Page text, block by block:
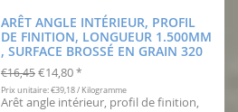
ARÊT ANGLE INTÉRIEUR, PROFIL
DE FINITION, LONGUEUR 1.500MM
, SURFACE BROSSÉ EN GRAIN 320
€16,45 €14,80 *
Prix unitaire: €39,18 / Kilogramme
Arêt angle intérieur, profil de finition,